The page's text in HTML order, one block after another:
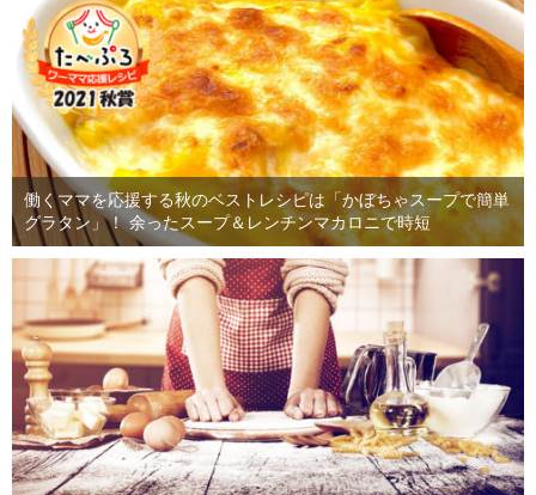
働くママを応援する秋のベストレシピは「かぼちゃスープで簡単
グラタン」！ 余ったスープ＆レンチンマカロニで時短